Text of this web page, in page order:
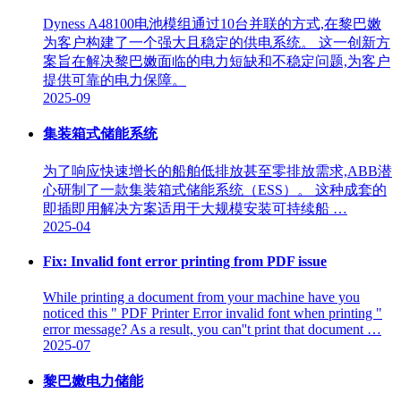
Dyness A48100电池模组通过10台并联的方式,在黎巴嫩
为客户构建了一个强大且稳定的供电系统。 这一创新方
案旨在解决黎巴嫩面临的电力短缺和不稳定问题,为客户
提供可靠的电力保障。
2025-09
集装箱式储能系统
为了响应快速增长的船舶低排放甚至零排放需求,ABB潜
心研制了一款集装箱式储能系统（ESS）。 这种成套的
即插即用解决方案适用于大规模安装可持续船 …
2025-04
Fix: Invalid font error printing from PDF issue
While printing a document from your machine have you
noticed this " PDF Printer Error invalid font when printing "
error message? As a result, you can''t print that document …
2025-07
黎巴嫩电力储能